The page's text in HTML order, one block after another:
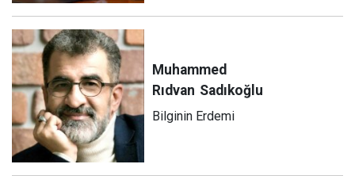
Muhammed
Rıdvan Sadıkoğlu
Bilginin Erdemi